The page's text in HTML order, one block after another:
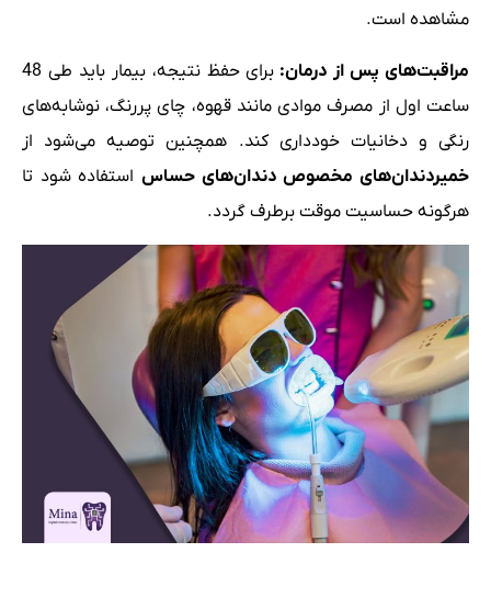
مشاهده است.
مراقبت‌های پس از درمان:
برای حفظ نتیجه، بیمار باید طی 48
ساعت اول از مصرف موادی مانند قهوه، چای پررنگ، نوشابه‌های
رنگی و دخانیات خودداری کند. همچنین توصیه می‌شود از
خمیردندان‌های مخصوص دندان‌های حساس استفاده شود تا
هرگونه حساسیت موقت برطرف گردد.